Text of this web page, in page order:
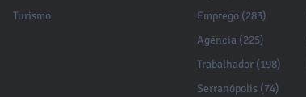
Turismo
Emprego (283)
Agência (225)
Trabalhador (198)
Serranópolis (74)